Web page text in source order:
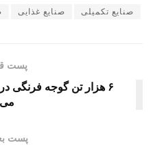
صنایع تکمیلی صنایع غذایی
پست
۶ هزار تن گوجه فرنگی
پست